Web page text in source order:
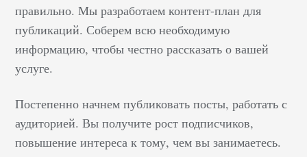
правильно. Мы разработаем контент-план для
публикаций. Соберем всю необходимую
информацию, чтобы честно рассказать о вашей
услуге.
Постепенно начнем публиковать посты, работать с
аудиторией. Вы получите рост подписчиков,
повышение интереса к тому, чем вы занимаетесь.